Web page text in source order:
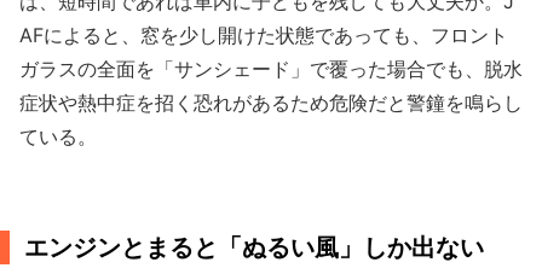
AFによると、窓を少し開けた状態であっても、フロント
ガラスの全面を「サンシェード」で覆った場合でも、脱水
症状や熱中症を招く恐れがあるため危険だと警鐘を鳴らし
ている。
エンジンとまると「ぬるい風」しか出ない